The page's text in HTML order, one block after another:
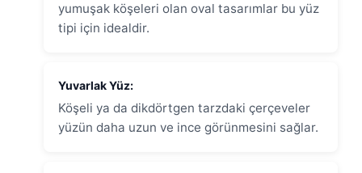
yumuşak köşeleri olan oval tasarımlar bu yüz
tipi için idealdir.
Yuvarlak Yüz:
Köşeli ya da dikdörtgen tarzdaki çerçeveler
yüzün daha uzun ve ince görünmesini sağlar.